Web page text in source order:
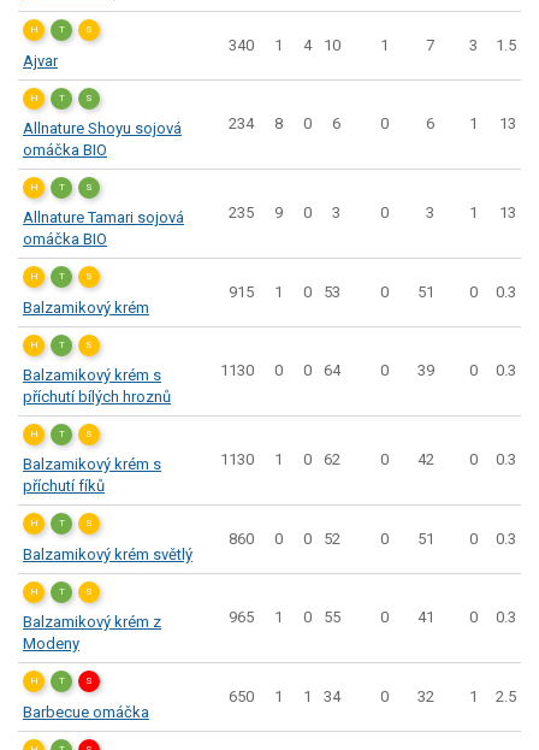
H T S
Ajvar
340 1 4 10 1 7 3 1.5
H T S
Allnature Shoyu sojová
omáčka BIO
234 8 0 6 0 6 1 13
H T S
Allnature Tamari sojová
omáčka BIO
235 9 0 3 0 3 1 13
H T S
Balzamikový krém
915 1 0 53 0 51 0 0.3
H T S
Balzamikový krém s
příchutí bílých hroznů
1130 0 0 64 0 39 0 0.3
H T S
Balzamikový krém s
příchutí fíků
1130 1 0 62 0 42 0 0.3
H T S
Balzamikový krém světlý
860 0 0 52 0 51 0 0.3
H T S
Balzamikový krém z
Modeny
965 1 0 55 0 41 0 0.3
H T S
Barbecue omáčka
650 1 1 34 0 32 1 2.5